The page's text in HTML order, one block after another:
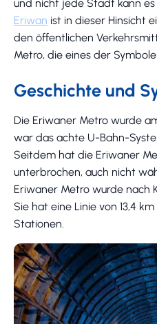
und nicht jede Stadt kann es
Eriwan ist in dieser Hinsicht
den öffentlichen
Metro, die eines der
Geschichte und
Die Eriwaner Metro wurde
war das achte U-Bahn-
Seitdem hat die Eriwaner
unterbrochen, auch nicht
Eriwaner Metro wurde nach
Sie hat eine Linie von 13,4
Stationen.